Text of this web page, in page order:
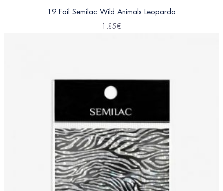
19 Foil Semilac Wild Animals Leopardo
1.85€